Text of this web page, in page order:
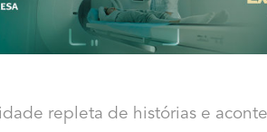
repleta de histórias e